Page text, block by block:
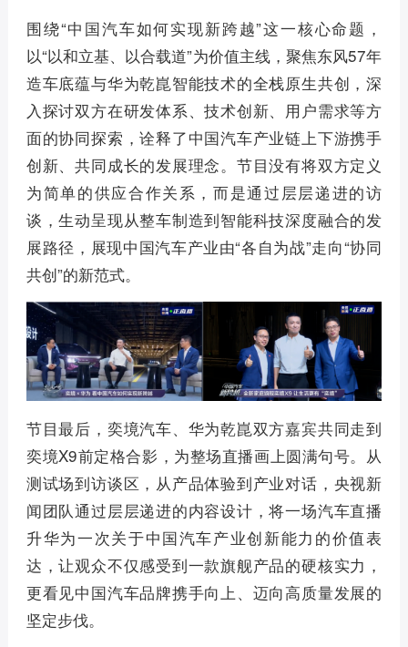
围绕“中国汽车如何实现新跨越”这一核心命题，
以“以和立基、以合载道”为价值主线，聚焦东风57年
造车底蕴与华为乾崑智能技术的全栈原生共创，深
入探讨双方在研发体系、技术创新、用户需求等方
面的协同探索，诠释了中国汽车产业链上下游携手
创新、共同成长的发展理念。节目没有将双方定义
为简单的供应合作关系，而是通过层层递进的访
谈，生动呈现从整车制造到智能科技深度融合的发
展路径，展现中国汽车产业由“各自为战”走向“协同
共创”的新范式。
节目最后，奕境汽车、华为乾崑双方嘉宾共同走到
奕境X9前定格合影，为整场直播画上圆满句号。从
测试场到访谈区，从产品体验到产业对话，央视新
闻团队通过层层递进的内容设计，将一场汽车直播
升华为一次关于中国汽车产业创新能力的价值表
达，让观众不仅感受到一款旗舰产品的硬核实力，
更看见中国汽车品牌携手向上、迈向高质量发展的
坚定步伐。